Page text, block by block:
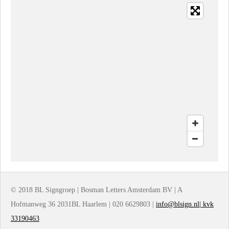
© 2018 BL Signgroep | Bosman Letters Amsterdam BV | A
Hofmanweg 36 2031BL Haarlem | 020 6629803 | info@blsign.nl| kvk
33190463